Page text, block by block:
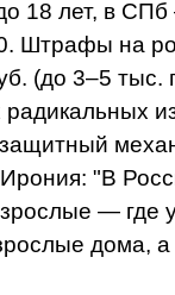
18 лет, в
Штрафы на
(до 3–5 тыс.
радикальных
"В
— где
дома, а